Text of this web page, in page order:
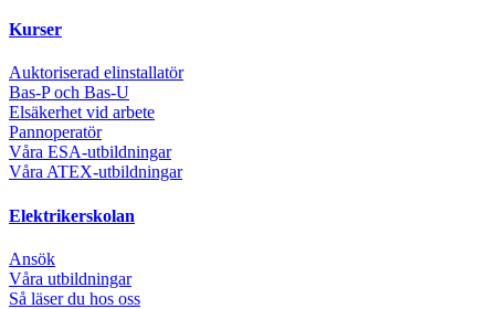
Kurser
Auktoriserad elinstallatör
Bas-P och Bas-U
Elsäkerhet vid arbete
Pannoperatör
Våra ESA-utbildningar
Våra ATEX-utbildningar
Elektrikerskolan
Ansök
Våra utbildningar
Så läser du hos oss